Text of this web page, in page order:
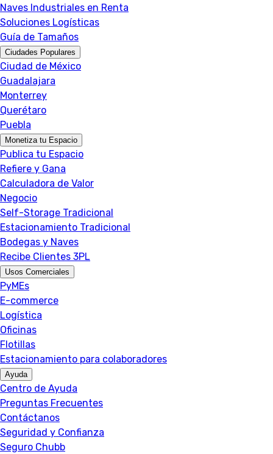
Naves Industriales en Renta
Soluciones Logísticas
Guía de Tamaños
Ciudades Populares
Ciudad de México
Guadalajara
Monterrey
Querétaro
Puebla
Monetiza tu Espacio
Publica tu Espacio
Refiere y Gana
Calculadora de Valor
Negocio
Self-Storage Tradicional
Estacionamiento Tradicional
Bodegas y Naves
Recibe Clientes 3PL
Usos Comerciales
PyMEs
E-commerce
Logística
Oficinas
Flotillas
Estacionamiento para colaboradores
Ayuda
Centro de Ayuda
Preguntas Frecuentes
Contáctanos
Seguridad y Confianza
Seguro Chubb